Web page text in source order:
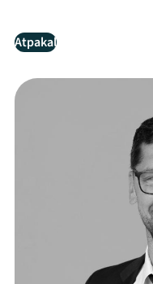
Atpakaļ